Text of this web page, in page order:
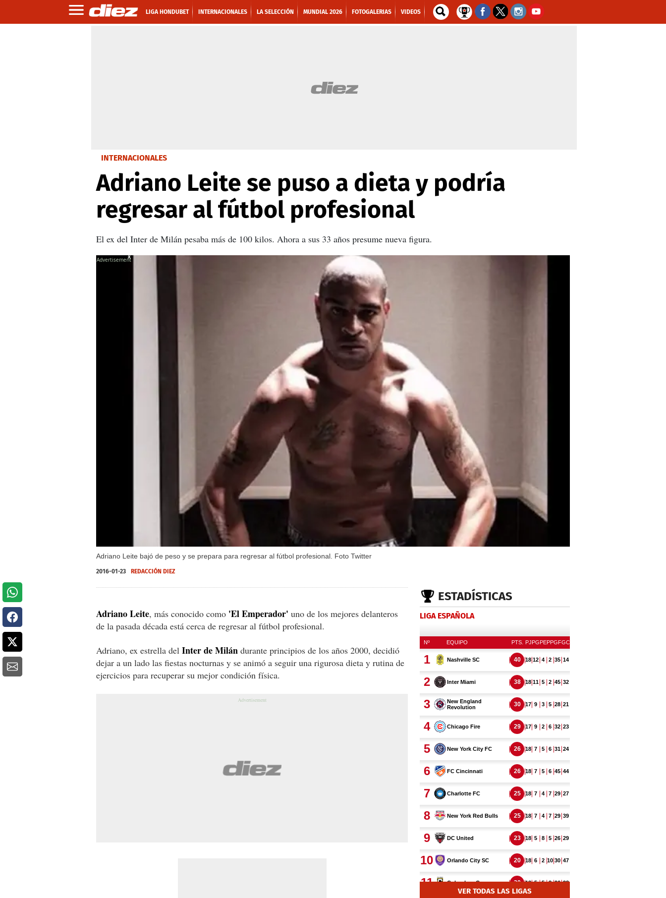
LIGA HONDUBET INTERNACIONALES LA SELECCIÓN MUNDIAL 2026 FOTOGALERIAS VIDEOS
INTERNACIONALES
Adriano Leite se puso a dieta y podría
regresar al fútbol profesional
El ex del Inter de Milán pesaba más de 100 kilos. Ahora a sus 33 años presume nueva figura.
Adriano Leite bajó de peso y se prepara para regresar al fútbol profesional. Foto Twitter
X
2016-01-23 REDACCIÓN DIEZ
Adriano Leite, más conocido como 'El Emperador' uno de los mejores delanteros
de la pasada década está cerca de regresar al fútbol profesional.
Adriano, ex estrella del Inter de Milán durante principios de los años 2000, decidió
dejar a un lado las fiestas nocturnas y se animó a seguir una rigurosa dieta y rutina de
ejercicios para recuperar su mejor condición física.
ESTADÍSTICAS
LIGA ESPAÑOLA
VER TODAS LAS LIGAS